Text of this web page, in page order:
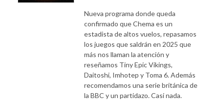
Nueva programa donde queda
confirmado que Chema es un
estadista de altos vuelos, repasamos
los juegos que saldrán en 2025 que
más nos llaman la atención y
reseñamos Tiny Epic Vikings,
Daitoshi, Imhotep y Toma 6. Además
recomendamos una serie británica de
la BBC y un partidazo. Casi nada.